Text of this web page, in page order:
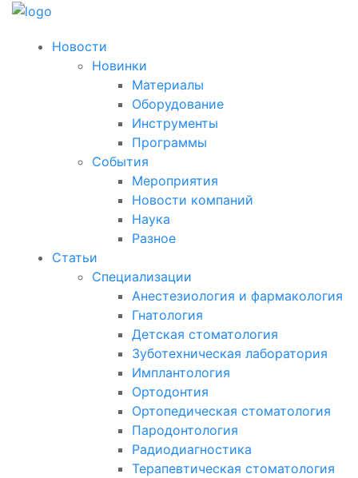
Новости
Новинки
Материалы
Оборудование
Инструменты
Программы
События
Мероприятия
Новости компаний
Наука
Разное
Статьи
Специализации
Анестезиология и фармакология
Гнатология
Детская стоматология
Зуботехническая лаборатория
Имплантология
Ортодонтия
Ортопедическая стоматология
Пародонтология
Радиодиагностика
Терапевтическая стоматология